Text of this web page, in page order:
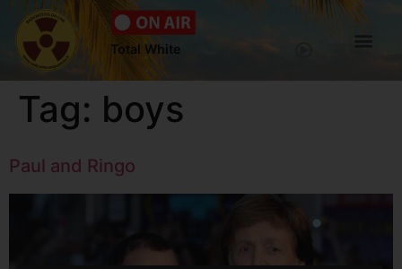
Total White
Tag: boys
Paul and Ringo